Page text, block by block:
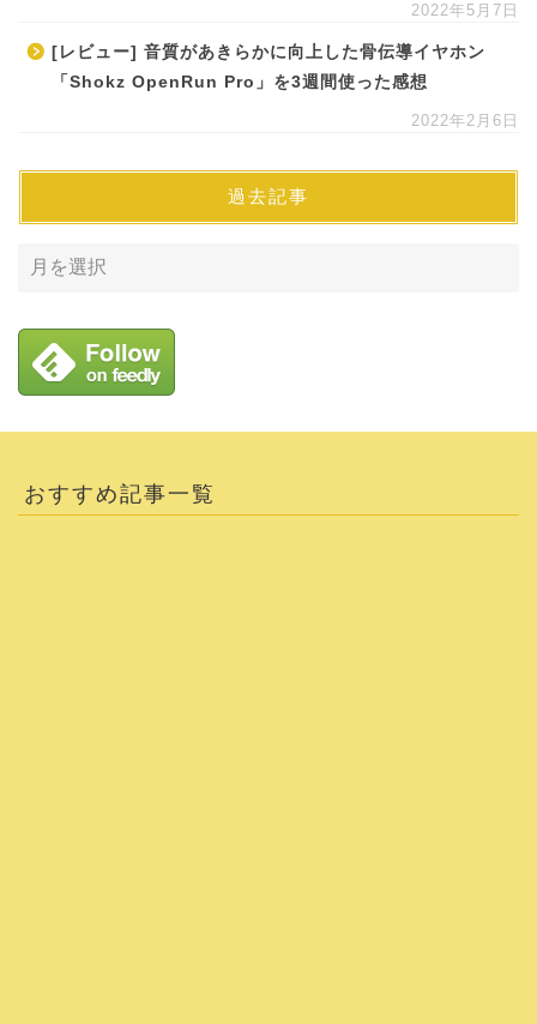
2022年5月7日
[レビュー] 音質があきらかに向上した骨伝導イヤホン
「Shokz OpenRun Pro」を3週間使った感想
2022年2月6日
過去記事
おすすめ記事一覧